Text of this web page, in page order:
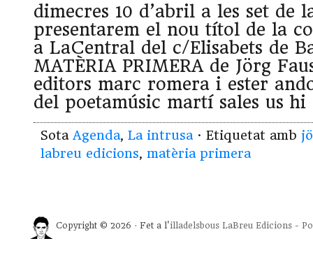
dimecres 10 d’abril a les set de
presentarem el nou títol de la
a LaCentral del c/Elisabets de
MATÈRIA PRIMERA de Jörg
editors marc romera i ester
del poetamúsic martí sales us hi
Sota Agenda, La intrusa · Etiquetat amb
labreu edicions, matèria primera
Copyright © 2026 · Fet a l'illadelsbous LaBreu Edicions -